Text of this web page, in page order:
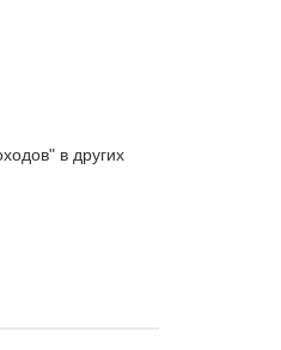
в других